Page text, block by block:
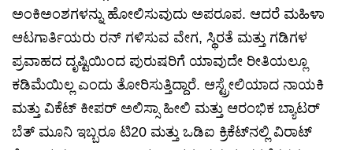
ಅಂಕಿಅಂಶಗಳನ್ನು ಹೋಲಿಸುವುದು ಅಪರೂಪ. ಆದರೆ ಮಹಿಳಾ
ಆಟಗಾರ್ತಿಯರು ರನ್ ಗಳಿಸುವ ವೇಗ, ಸ್ಥಿರತೆ ಮತ್ತು ಗಡಿಗಳ
ಪ್ರವಾಹದ ದೃಷ್ಟಿಯಿಂದ ಪುರುಷರಿಗೆ ಯಾವುದೇ ರೀತಿಯಲ್ಲೂ
ಕಡಿಮೆಯಿಲ್ಲ ಎಂದು ತೋರಿಸುತ್ತಿದ್ದಾರೆ. ಆಸ್ಟ್ರೇಲಿಯಾದ ನಾಯಕಿ
ಮತ್ತು ವಿಕೆಟ್ ಕೀಪರ್ ಅಲಿಸ್ಸಾ ಹೀಲಿ ಮತ್ತು ಆರಂಭಿಕ ಬ್ಯಾಟರ್
ಬೆತ್ ಮೂನಿ ಇಬ್ಬರೂ ಟಿ20 ಮತ್ತು ಒಡಿಐ ಕ್ರಿಕೆಟ್‌ನಲ್ಲಿ ವಿರಾಟ್